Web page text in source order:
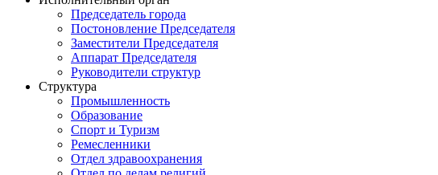
Председатель города
Постоновление Председателя
Заместители Председателя
Аппарат Председателя
Руководители структур
Структура
Промышленность
Образование
Спорт и Туризм
Ремесленники
Отдел здравоохранения